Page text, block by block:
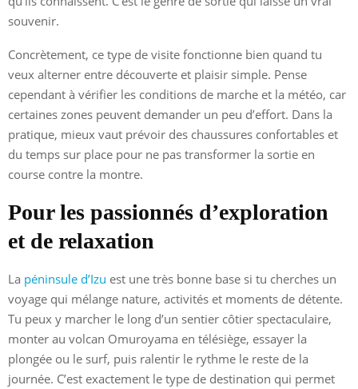
souvenir.
Concrètement, ce type de visite fonctionne bien quand tu
veux alterner entre découverte et plaisir simple. Pense
cependant à vérifier les conditions de marche et la météo, car
certaines zones peuvent demander un peu d’effort. Dans la
pratique, mieux vaut prévoir des chaussures confortables et
du temps sur place pour ne pas transformer la sortie en
course contre la montre.
Pour les passionnés d’exploration
et de relaxation
La péninsule d’Izu est une très bonne base si tu cherches un
voyage qui mélange nature, activités et moments de détente.
Tu peux y marcher le long d’un sentier côtier spectaculaire,
monter au volcan Omuroyama en télésiège, essayer la
plongée ou le surf, puis ralentir le rythme le reste de la
journée. C’est exactement le type de destination qui permet